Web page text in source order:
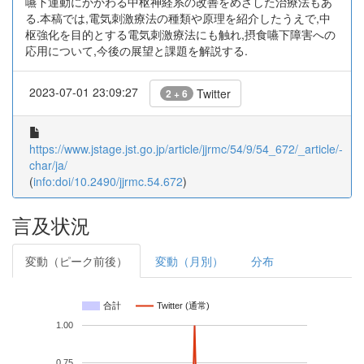
る.本稿では,電気刺激療法の種類や原理を紹介したうえで,中
枢強化を目的とする電気刺激療法にも触れ,摂食嚥下障害への
応用について,今後の展望と課題を解説する.
2023-07-01 23:09:27 2 + 6 Twitter
https://www.jstage.jst.go.jp/article/jjrmc/54/9/54_672/_article/-
char/ja/
(info:doi/10.2490/jjrmc.54.672)
言及状況
変動（ピーク前後） 変動（月別） 分布
合計 Twitter (通常)
1.00